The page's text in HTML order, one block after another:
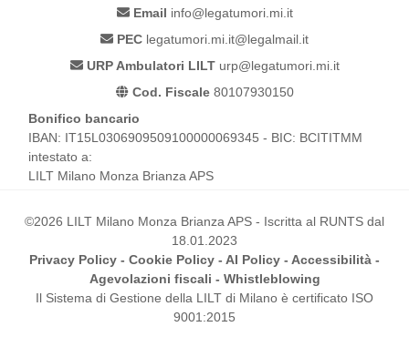
Email info@legatumori.mi.it
PEC legatumori.mi.it@legalmail.it
URP Ambulatori LILTurp@legatumori.mi.it
Cod. Fiscale80107930150
Bonifico bancario
IBAN: IT15L0306909509100000069345 - BIC: BCITITMM
intestato a:
LILT Milano Monza Brianza APS
©2026 LILT Milano Monza Brianza APS - Iscritta al RUNTS dal
18.01.2023
Privacy Policy - Cookie Policy - AI Policy - Accessibilità -
Agevolazioni fiscali - Whistleblowing
Il Sistema di Gestione della LILT di Milano è certificato ISO
9001:2015